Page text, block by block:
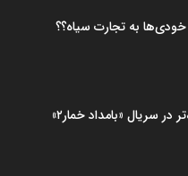
به تجارت سیاه؟؟
در سریال «بامداد خمار۲»